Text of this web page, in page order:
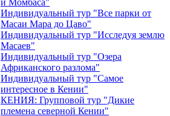
и Момбаса"
Индивидуальный тур "Все парки от
Масаи Мара до Цаво"
Индивидуальный тур "Исследуя землю
Масаев"
Индивидуальный тур "Озера
Африканского разлома"
Индивидуальный тур "Самое
интересное в Кении"
КЕНИЯ: Групповой тур "Дикие
племена северной Кении"